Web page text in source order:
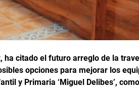
ha citado el futuro arreglo de la
opciones para mejorar los
y Primaria ‘Miguel Delibes’,